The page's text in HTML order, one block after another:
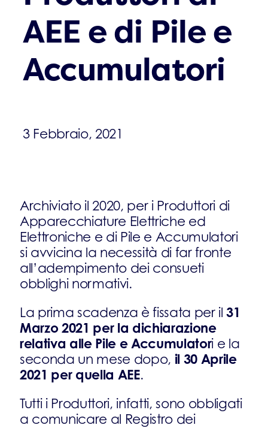
AEE e di Pile e
Accumulatori
3 Febbraio, 2021
Archiviato il 2020, per i Produttori di
Apparecchiature Elettriche ed
Elettroniche e di Pile e Accumulatori
si avvicina la necessità di far fronte
all’adempimento dei consueti
obblighi normativi.
La prima scadenza è fissata per il31
Marzo 2021 per la dichiarazione
relativa alle Pile e Accumulatori e la
seconda un mese dopo, il 30 Aprile
2021 per quella AEE.
Tutti i Produttori, infatti, sono obbligati
a comunicare al Registro dei